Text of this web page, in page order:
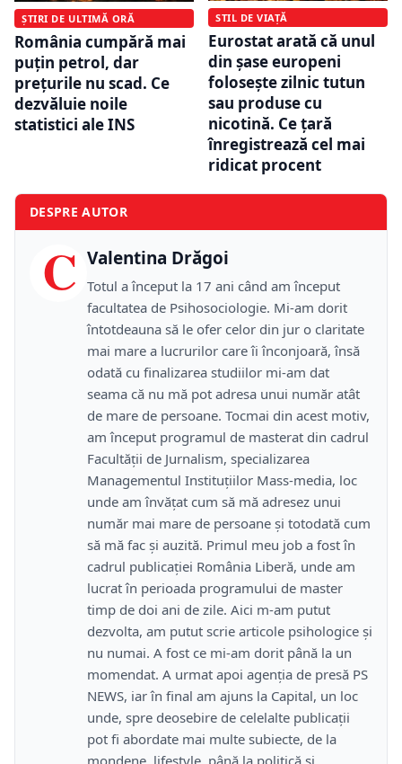
ȘTIRI DE ULTIMĂ ORĂ
România cumpără mai
puțin petrol, dar
prețurile nu scad. Ce
dezvăluie noile
statistici ale INS
STIL DE VIAȚĂ
Eurostat arată că unul
din șase europeni
folosește zilnic tutun
sau produse cu
nicotină. Ce țară
înregistrează cel mai
ridicat procent
DESPRE AUTOR
C Valentina Drăgoi
Totul a început la 17 ani când am început
facultatea de Psihosociologie. Mi-am dorit
întotdeauna să le ofer celor din jur o claritate
mai mare a lucrurilor care îi înconjoară, însă
odată cu finalizarea studiilor mi-am dat
seama că nu mă pot adresa unui număr atât
de mare de persoane. Tocmai din acest motiv,
am început programul de masterat din cadrul
Facultății de Jurnalism, specializarea
Managementul Instituțiilor Mass-media, loc
unde am învățat cum să mă adresez unui
număr mai mare de persoane și totodată cum
să mă fac și auzită. Primul meu job a fost în
cadrul publicației România Liberă, unde am
lucrat în perioada programului de master
timp de doi ani de zile. Aici m-am putut
dezvolta, am putut scrie articole psihologice și
nu numai. A fost ce mi-am dorit până la un
momendat. A urmat apoi agenția de presă PS
NEWS, iar în final am ajuns la Capital, un loc
unde, spre deosebire de celelalte publicații
pot fi abordate mai multe subiecte, de la